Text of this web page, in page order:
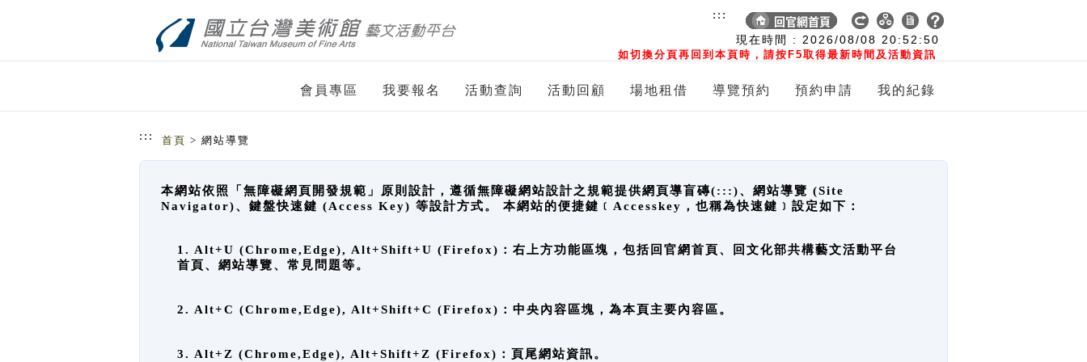
現在時間 : 2026/08/08 20:52:50
如切換分頁再回到本頁時，請按F5取得最新時間及活動資訊
:::
會員專區 我要報名 活動查詢 活動回顧 場地租借 導覽預約 預約申請 我的紀錄
::: 首頁 > 網站導覽
本網站依照「無障礙網頁開發規範」原則設計，遵循無障礙網站設計之規範提供網頁導盲磚(:::)、網站導覽 (Site
Navigator)、鍵盤快速鍵 (Access Key) 等設計方式。 本網站的便捷鍵﹝Accesskey，也稱為快速鍵﹞設定如下：
1. Alt+U (Chrome,Edge), Alt+Shift+U (Firefox)：右上方功能區塊，包括回官網首頁、回文化部共構藝文活動平台
首頁、網站導覽、常見問題等。
2. Alt+C (Chrome,Edge), Alt+Shift+C (Firefox)：中央內容區塊，為本頁主要內容區。
3. Alt+Z (Chrome,Edge), Alt+Shift+Z (Firefox)：頁尾網站資訊。